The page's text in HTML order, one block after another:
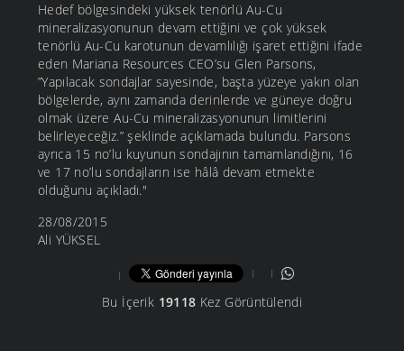
Hedef bölgesindeki yüksek tenörlü Au-Cu
mineralizasyonunun devam ettiğini ve çok yüksek
tenörlü Au-Cu karotunun devamlılığı işaret ettiğini ifade
eden Mariana Resources CEO’su Glen Parsons,
”Yapılacak sondajlar sayesinde, başta yüzeye yakın olan
bölgelerde, aynı zamanda derinlerde ve güneye doğru
olmak üzere Au-Cu mineralizasyonunun limitlerini
belirleyeceğiz.” şeklinde açıklamada bulundu. Parsons
ayrıca 15 no’lu kuyunun sondajının tamamlandığını, 16
ve 17 no’lu sondajların ise hâlâ devam etmekte
olduğunu açıkladı."
28/08/2015
Ali YÜKSEL
Bu İçerik 19118 Kez Görüntülendi